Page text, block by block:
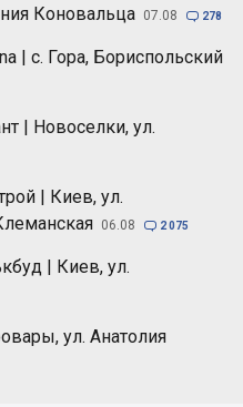
Коновальца 07.08  278
| с. Гора, Бориспольский
| Новоселки, ул.
| Киев, ул.
06.08  2 075
| Киев, ул.
ул. Анатолия